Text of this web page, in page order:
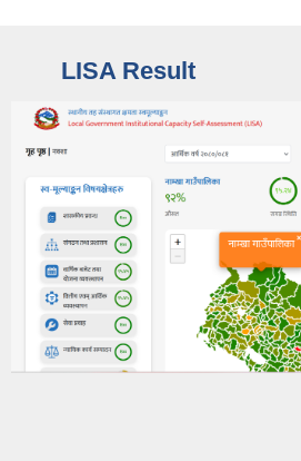
LISA Result